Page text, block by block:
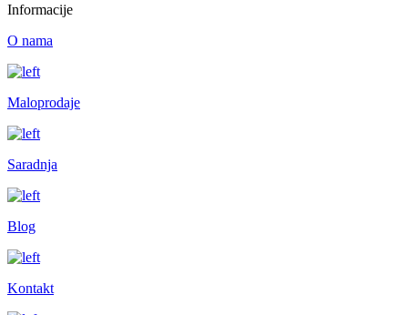
Informacije
O nama
Maloprodaje
Saradnja
Blog
Kontakt